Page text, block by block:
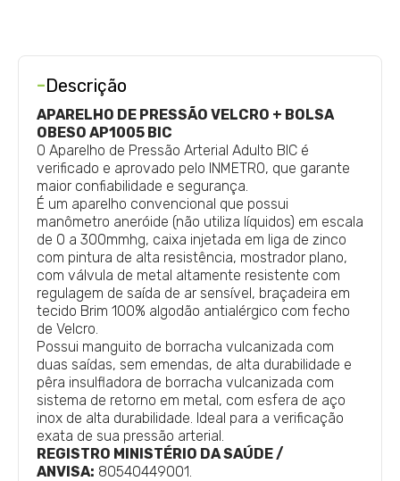
-Descrição
APARELHO DE PRESSÃO VELCRO + BOLSA
OBESO AP1005 BIC
O Aparelho de Pressão Arterial Adulto BIC é
verificado e aprovado pelo INMETRO, que garante
maior confiabilidade e segurança.
É um aparelho convencional que possui
manômetro aneróide (não utiliza líquidos) em escala
de 0 a 300mmhg, caixa injetada em liga de zinco
com pintura de alta resistência, mostrador plano,
com válvula de metal altamente resistente com
regulagem de saída de ar sensível, braçadeira em
tecido Brim 100% algodão antialérgico com fecho
de Velcro.
Possui manguito de borracha vulcanizada com
duas saídas, sem emendas, de alta durabilidade e
pêra insulfladora de borracha vulcanizada com
sistema de retorno em metal, com esfera de aço
inox de alta durabilidade. Ideal para a verificação
exata de sua pressão arterial.
REGISTRO MINISTÉRIO DA SAÚDE/
ANVISA: 80540449001.